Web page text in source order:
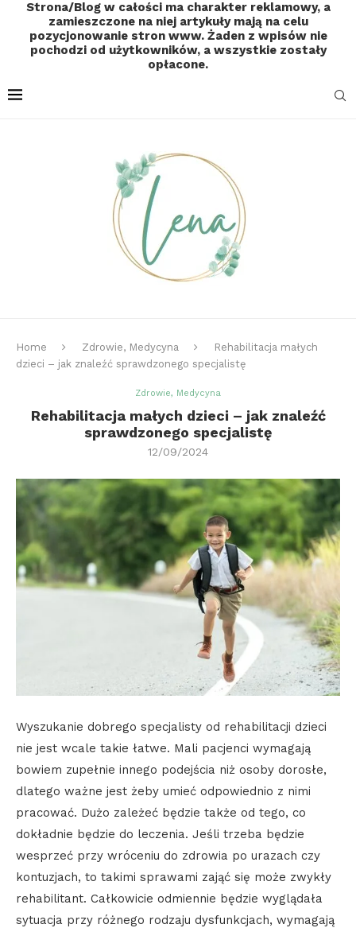
Strona/Blog w całości ma charakter reklamowy, a
zamieszczone na niej artykuły mają na celu
pozycjonowanie stron www. Żaden z wpisów nie
pochodzi od użytkowników, a wszystkie zostały
opłacone.
Home Zdrowie, Medycyna
Rehabilitacja małych
dzieci – jak znaleźć sprawdzonego specjalistę
Zdrowie, Medycyna
Rehabilitacja małych dzieci – jak znaleźć
sprawdzonego specjalistę
12/09/2024
Wyszukanie dobrego specjalisty od rehabilitacji dzieci
nie jest wcale takie łatwe. Mali pacjenci wymagają
bowiem zupełnie innego podejścia niż osoby dorosłe,
dlatego ważne jest żeby umieć odpowiednio z nimi
pracować. Dużo zależeć będzie także od tego, co
dokładnie będzie do leczenia. Jeśli trzeba będzie
wesprzeć przy wróceniu do zdrowia po urazach czy
kontuzjach, to takimi sprawami zająć się może zwykły
rehabilitant. Całkowicie odmiennie będzie wyglądała
sytuacja przy różnego rodzaju dysfunkcjach, wymagają